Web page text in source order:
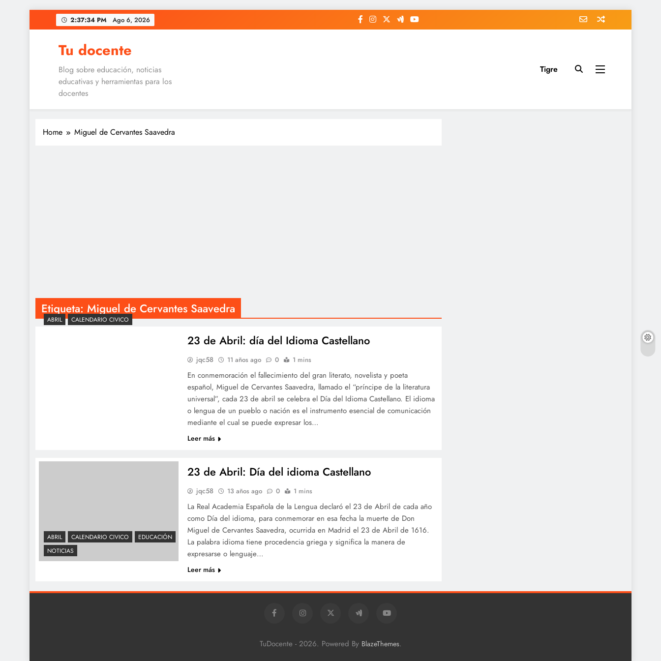
to
2:37:35 PM Ago 6, 2026
Tu docente
Blog sobre educación, noticias
educativas y herramientas para los
docentes
Tigre
Home Miguel de Cervantes Saavedra
Etiqueta: Miguel de Cervantes Saavedra
ABRIL CALENDARIO CIVICO
23 de Abril: día del Idioma Castellano
jqc58 11 años ago 0 1 mins
En conmemoración el fallecimiento del gran literato, novelista y poeta
español, Miguel de Cervantes Saavedra, llamado el “príncipe de la literatura
universal”, cada 23 de abril se celebra el Día del Idioma Castellano. El idioma
o lengua de un pueblo o nación es el instrumento esencial de comunicación
mediante el cual se puede expresar los…
Leer más
ABRIL CALENDARIO CIVICO
EDUCACIÓN
NOTICIAS
23 de Abril: Día del idioma Castellano
jqc58 13 años ago 0 1 mins
La Real Academia Española de la Lengua declaró el 23 de Abril de cada año
como Día del idioma, para conmemorar en esa fecha la muerte de Don
Miguel de Cervantes Saavedra, ocurrida en Madrid el 23 de Abril de 1616.
La palabra idioma tiene procedencia griega y significa la manera de
expresarse o lenguaje…
Leer más
TuDocente - 2026. Powered By BlazeThemes.